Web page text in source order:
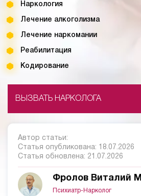
Наркология
Лечение алкоголизма
Лечение наркомании
Реабилитация
Кодирование
ВЫЗВАТЬ НАРКОЛОГА
Автор статьи:
Статья опубликована:
18.07.2026
Статья обновлена: 21.07.2026
Фролов Виталий
Психиатр-Нарколог